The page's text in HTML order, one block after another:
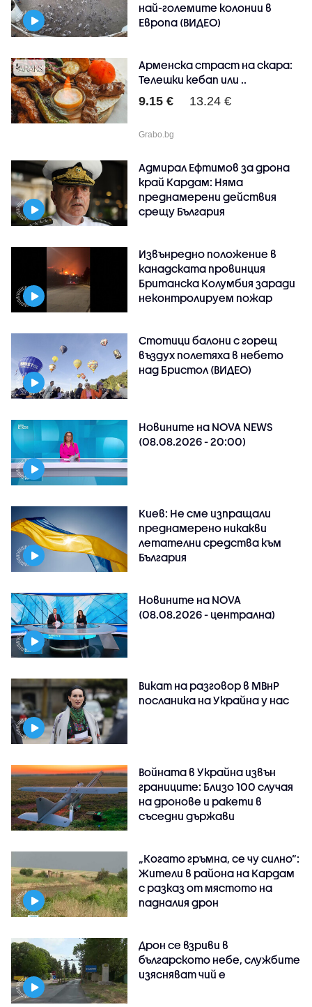
най-големите колонии в
Европа (ВИДЕО)
Арменска страст на скара:
Телешки кебап или ..
9.15 € 13.24 €
Grabo.bg
Адмирал Ефтимов за дрона
край Кардам: Няма
преднамерени действия
срещу България
Извънредно положение в
канадската провинция
Британска Колумбия заради
неконтролируем пожар
Стотици балони с горещ
въздух полетяха в небето
над Бристол (ВИДЕО)
Новините на NOVA NEWS
(08.08.2026 - 20:00)
Киев: Не сме изпращали
преднамерено никакви
летателни средства към
България
Новините на NOVA
(08.08.2026 - централна)
Викат на разговор в МВнР
посланика на Украйна у нас
Войната в Украйна извън
границите: Близо 100 случая
на дронове и ракети в
съседни държави
„Когато гръмна, се чу силно“:
Жители в района на Кардам
с разказ от мястото на
падналия дрон
Дрон се взриви в
българското небе, службите
изясняват чий е